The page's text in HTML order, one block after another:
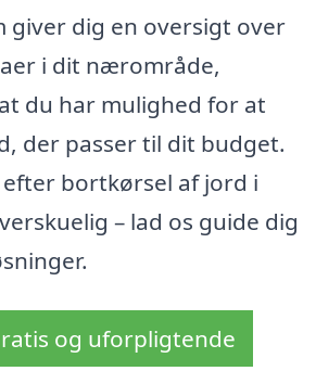
giver dig en oversigt over
i dit nærområde,
du har mulighed for at
der passer til dit budget.
bortkørsel af jord i
– lad os guide dig
og uforpligtende